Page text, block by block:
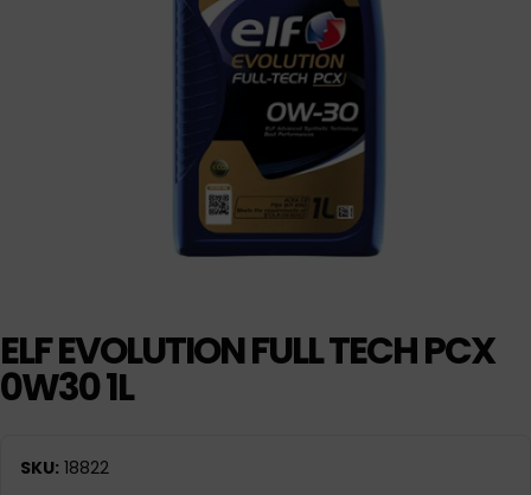
ELF EVOLUTION FULL TECH PCX
0W30 1L
SKU: 18822